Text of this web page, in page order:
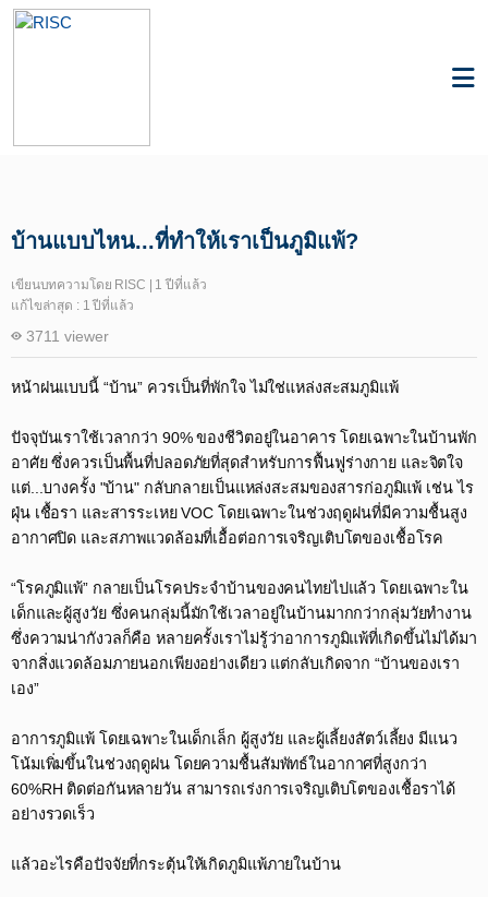
บ้านแบบไหน...ที่ทำให้เราเป็นภูมิแพ้?
เขียนบทความโดย RISC | 1 ปีที่แล้ว
แก้ไขล่าสุด : 1 ปีที่แล้ว
3711 viewer
หน้าฝนแบบนี้ “บ้าน” ควรเป็นที่พักใจ ไม่ใช่แหล่งสะสมภูมิแพ้​
ปัจจุบันเราใช้เวลากว่า 90% ของชีวิตอยู่ในอาคาร โดยเฉพาะในบ้านพัก
อาศัย ซึ่งควรเป็นพื้นที่ปลอดภัยที่สุดสำหรับการฟื้นฟูร่างกาย และจิตใจ
แต่...บางครั้ง "บ้าน" กลับกลายเป็นแหล่งสะสมของสารก่อภูมิแพ้ เช่น ไร
ฝุ่น เชื้อรา และสารระเหย VOC โดยเฉพาะในช่วงฤดูฝนที่มีความชื้นสูง
อากาศปิด และสภาพแวดล้อมที่เอื้อต่อการเจริญเติบโตของเชื้อโรค​
“โรคภูมิแพ้” กลายเป็นโรคประจำบ้านของคนไทยไปแล้ว โดยเฉพาะใน
เด็กและผู้สูงวัย ซึ่งคนกลุ่มนี้มักใช้เวลาอยู่ในบ้านมากกว่ากลุ่มวัยทำงาน
ซึ่งความน่ากังวลก็คือ หลายครั้งเราไม่รู้ว่าอาการภูมิแพ้ที่เกิดขึ้นไม่ได้มา
จากสิ่งแวดล้อมภายนอกเพียงอย่างเดียว แต่กลับเกิดจาก “บ้านของเรา
เอง”​
อาการภูมิแพ้ โดยเฉพาะในเด็กเล็ก ผู้สูงวัย และผู้เลี้ยงสัตว์เลี้ยง มีแนว
โน้มเพิ่มขึ้นในช่วงฤดูฝน โดยความชื้นสัมพัทธ์ในอากาศที่สูงกว่า
60%RH ติดต่อกันหลายวัน สามารถเร่งการเจริญเติบโตของเชื้อราได้
อย่างรวดเร็ว​
แล้วอะไรคือปัจจัยที่กระตุ้นให้เกิดภูมิแพ้ภายในบ้าน​